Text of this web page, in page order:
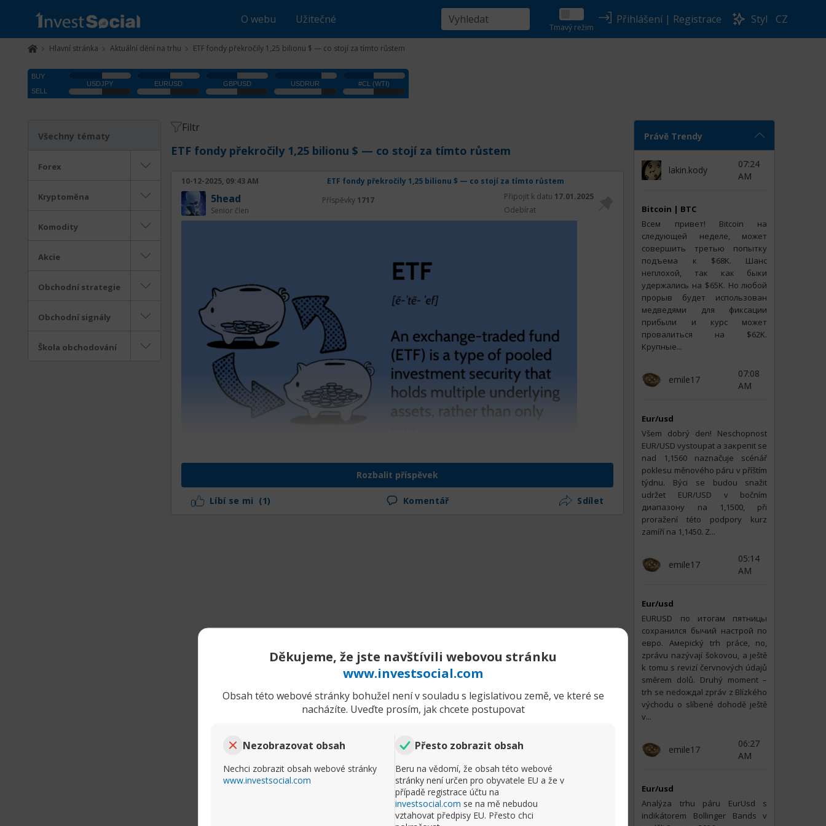
O webu Užitečné
Tmavý režim
Přihlášení| Registrace Styl CZ
Hlavní stránka Aktuální dění na trhu ETF fondy překročily 1,25 bilionu $ — co stojí za tímto růstem
Děkujeme, že jste navštívili webovou stránku
www.investsocial.com
Obsah této webové stránky bohužel není v souladu s legislativou země, ve které se
nacházíte. Uveďte prosím, jak chcete postupovat
Nezobrazovat obsah
Nechci zobrazit obsah webové stránky
www.investsocial.com
Přesto zobrazit obsah
Beru na vědomí, že obsah této webové
stránky není určen pro obyvatele EU a že v
případě registrace účtu na
investsocial.com se na mě nebudou
vztahovat předpisy EU. Přesto chci
Všechny tématy
Forex
Kryptoměna
Komodity
Akcie
Obchodní strategie
Obchodní signály
Škola obchodování
Filtr
ETF fondy překročily 1,25 bilionu $ — co stojí za tímto růstem
10-12-2025, 09:43 AM ETF fondy překročily 1,25 bilionu $ — co stojí za tímto růstem
5head
Senior člen
Příspěvky 1717 Připojit k datu 17.01.2025
Odebírat
Navíc jsou na dobré cestě překonat hranici1,4 bilionu $ do konce roku
překonalo loňský rekord (1,1 bilionu $).
době tržní volatility — investoři oceňují stabilitu při nejistotě.
Další impuls: ETF zaměřené na rozvíjející se trhy a investice do „AI“
Další významnou vlnu přílivu peněz zaznamenala ETF zaměřená na
(emerging markets)
, která v jednom měsíci přilákala kolem 7 miliard dolarů
— šlo o
čtvrtý nejvyšší měsíční příliv v historii.
Tento zájem je částečně motivován rostoucím optimismem ohledně společností z
těchto trhů, které investují do nových technologií a umělé inteligence. Jak uvádí článek:
„Čína, byť za USA v inovacích zaostává, je vedoucí na poli AI ve svém regionu — a právě
to investory znovu oživilo.“
Co z toho plyne pro investory a trh
Popularita dluhopisových ETF ukazuje, že investoři hledajírelativní jistotu a
Rozbalit příspěvek
Líbí se mi (1) Komentář Sdílet
Právě Trendy
lakin.kody
07:24
AM
Bitcoin | BTC
Всем привет! Bitcoin на
следующей неделе, может
совершить третью попытку
подъема к $68K. Шанс
неплохой, так как быки
удержались на $65K. Но любой
прорыв будет использован
медведями для фиксации
прибыли и курс может
провалиться на $62K.
Крупные...
emile17
07:08
AM
Eur/usd
Všem dobrý den! Neschopnost
EUR/USD vystoupat a закрепit se
nad 1,1560 naznačuje scénář
poklesu měnového páru v příštím
týdnu. Býci se budou snažit
udržet EUR/USD v bočním
диапазону na 1,1500, při
proražení této podpory kurz
zamíří na 1,1450. Z...
emile17
05:14
AM
Eur/usd
EURUSD по итогам пятницы
сохранился бычий настрой по
евро. Амерický trh práce, no,
zprávu nazývají šokovou, a ještě
k tomu s revizí červnových údajů
směrem dolů. Druhý moment –
trh se nedождal zpráv z Blízkého
východu o slíbené dohodě ještě
v...
emile17
06:27
AM
Eur/usd
Analýza trhu páru EurUsd s
indikátorem Bollinger Bands v